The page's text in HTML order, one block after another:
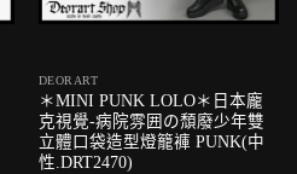
DEORART
＊MINI PUNK LOLO＊日本龐
克視覺-病院雰囲の頹廢少年雙
立體口袋造型燈籠褲 PUNK(中
性.DRT2470)